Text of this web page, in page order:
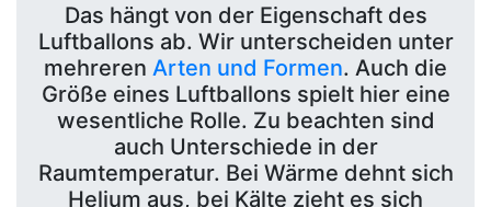
Das hängt von der Eigenschaft des
Luftballons ab. Wir unterscheiden unter
mehreren Arten und Formen. Auch die
Größe eines Luftballons spielt hier eine
wesentliche Rolle. Zu beachten sind
auch Unterschiede in der
Raumtemperatur. Bei Wärme dehnt sich
Helium aus, bei Kälte zieht es sich